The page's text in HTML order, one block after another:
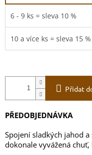
6 - 9 ks = sleva 10 %
10 a více ks = sleva 15 %
Přidat
PŘEDOBJEDNÁVKA
Spojení sladkých jahod
dokonale vyvážená